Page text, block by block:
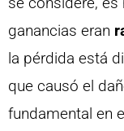
ganancias eran
la pérdida está
que causó el
fundamental en